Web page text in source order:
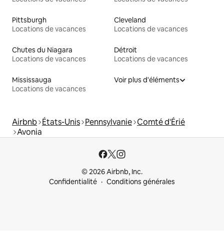
Pittsburgh
Locations de vacances
Cleveland
Locations de vacances
Chutes du Niagara
Locations de vacances
Détroit
Locations de vacances
Mississauga
Locations de vacances
Voir plus d'éléments
Airbnb États-Unis Pennsylvanie Comté d'Érié
Avonia
© 2026 Airbnb, Inc.
Confidentialité
Conditions générales